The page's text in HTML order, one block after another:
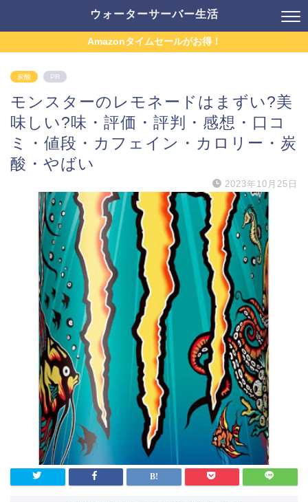
ウォーターサーバー生活
Amazonタイムセールがお得！
炭酸 PR
モンスターのレモネードはまずい?美
味しい?味・評価・評判・感想・口コ
ミ・値段・カフェイン・カロリー・炭
酸・やばい
2023年10月25日